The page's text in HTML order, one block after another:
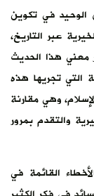
في تكوين
عبر التاريخ،
معني هذا الحديث
التي تجريها هذه
وهي مقارنة
والتقدم بمرور
القائمة في